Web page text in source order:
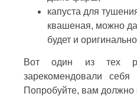
капуста для
квашеная, можно
будет и
Вот один из тех
зарекомендовали
Попробуйте, вам должно